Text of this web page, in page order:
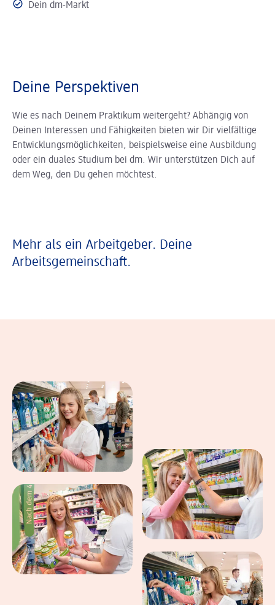
Dein dm-Markt
Deine Perspektiven
Wie es nach Deinem Praktikum weitergeht? Abhängig von
Deinen Interessen und Fähigkeiten bieten wir Dir vielfältige
Entwicklungsmöglichkeiten, beispielsweise eine Ausbildung
oder ein duales Studium bei dm. Wir unterstützen Dich auf
dem Weg, den Du gehen möchtest.
Mehr als ein Arbeitgeber. Deine
Arbeitsgemeinschaft.
Eindrücke aus dem Arbeitsalltag